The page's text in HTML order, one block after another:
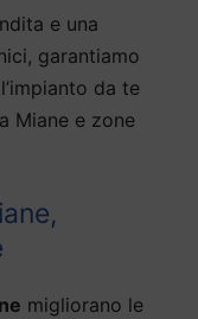
e una
garantiamo
da te
Miane e zone
migliorano le